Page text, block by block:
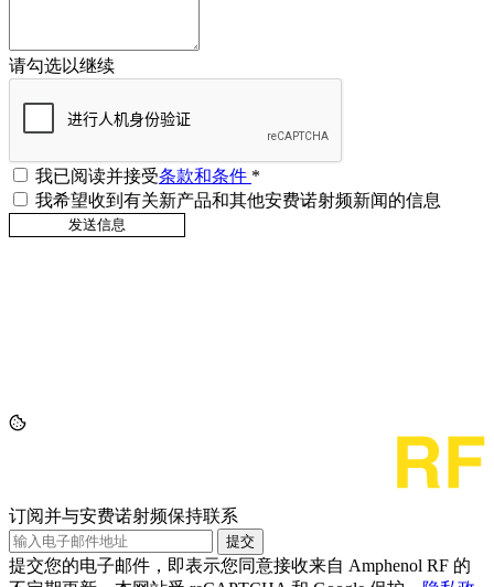
请勾选以继续
我已阅读并接受条款和条件 *
我希望收到有关新产品和其他安费诺射频新闻的信息
订阅并与安费诺射频保持联系
提交
提交您的电子邮件，即表示您同意接收来自 Amphenol RF 的